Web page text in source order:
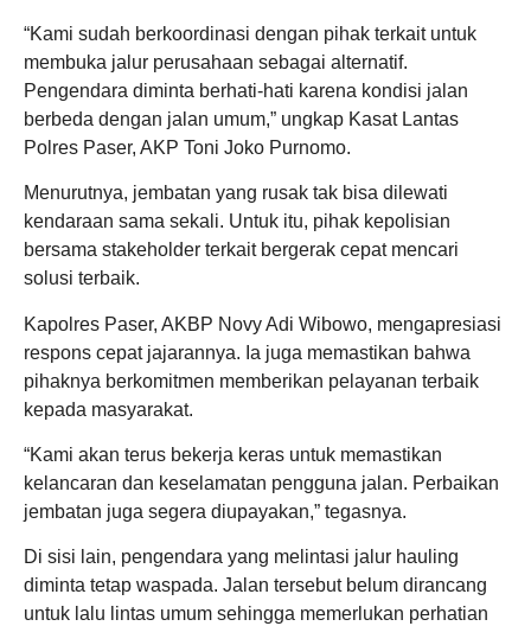
“Kami sudah berkoordinasi dengan pihak terkait untuk
membuka jalur perusahaan sebagai alternatif.
Pengendara diminta berhati-hati karena kondisi jalan
berbeda dengan jalan umum,” ungkap Kasat Lantas
Polres Paser, AKP Toni Joko Purnomo.
Menurutnya, jembatan yang rusak tak bisa dilewati
kendaraan sama sekali. Untuk itu, pihak kepolisian
bersama stakeholder terkait bergerak cepat mencari
solusi terbaik.
Kapolres Paser, AKBP Novy Adi Wibowo, mengapresiasi
respons cepat jajarannya. Ia juga memastikan bahwa
pihaknya berkomitmen memberikan pelayanan terbaik
kepada masyarakat.
“Kami akan terus bekerja keras untuk memastikan
kelancaran dan keselamatan pengguna jalan. Perbaikan
jembatan juga segera diupayakan,” tegasnya.
Di sisi lain, pengendara yang melintasi jalur hauling
diminta tetap waspada. Jalan tersebut belum dirancang
untuk lalu lintas umum sehingga memerlukan perhatian